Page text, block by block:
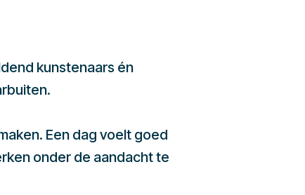
kunstenaars én
Een dag voelt goed
onder de aandacht te